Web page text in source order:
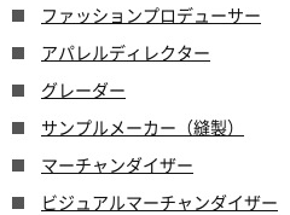
ファッションプロデューサー
アパレルディレクター
グレーダー
サンプルメーカー（縫製）
マーチャンダイザー
ビジュアルマーチャンダイザー